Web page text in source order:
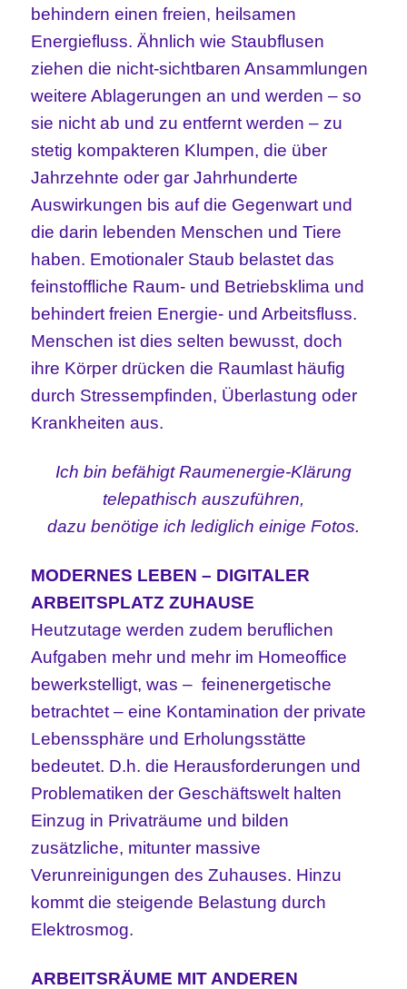
behindern einen freien, heilsamen
Energiefluss. Ähnlich wie Staubflusen
ziehen die nicht-sichtbaren Ansammlungen
weitere Ablagerungen an und werden – so
sie nicht ab und zu entfernt werden – zu
stetig kompakteren Klumpen, die über
Jahrzehnte oder gar Jahrhunderte
Auswirkungen bis auf die Gegenwart und
die darin lebenden Menschen und Tiere
haben. Emotionaler Staub belastet das
feinstoffliche Raum- und Betriebsklima und
behindert freien Energie- und Arbeitsfluss.
Menschen ist dies selten bewusst, doch
ihre Körper drücken die Raumlast häufig
durch Stressempfinden, Überlastung oder
Krankheiten aus.
Ich bin befähigt Raumenergie-Klärung
telepathisch auszuführen,
dazu benötige ich lediglich einige Fotos.
MODERNES LEBEN – DIGITALER
ARBEITSPLATZ ZUHAUSE
Heutzutage werden zudem beruflichen
Aufgaben mehr und mehr im Homeoffice
bewerkstelligt, was – feinenergetische
betrachtet – eine Kontamination der private
Lebenssphäre und Erholungsstätte
bedeutet. D.h. die Herausforderungen und
Problematiken der Geschäftswelt halten
Einzug in Privaträume und bilden
zusätzliche, mitunter massive
Verunreinigungen des Zuhauses. Hinzu
kommt die steigende Belastung durch
Elektrosmog.
ARBEITSRÄUME MIT ANDEREN